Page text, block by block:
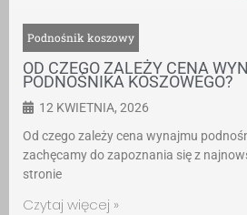
Podnośnik koszowy
OD CZEGO ZALEŻY CENA
PODNOŚNIKA KOSZOWEGO?
12 KWIETNIA, 2026
Od czego zależy cena wynajmu
zachęcamy do zapoznania się z
stronie
Czytaj więcej »